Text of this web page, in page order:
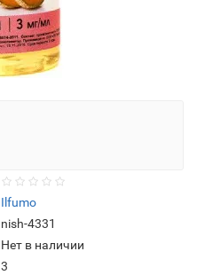
Ilfumo
nish-4331
Нет в наличии
3